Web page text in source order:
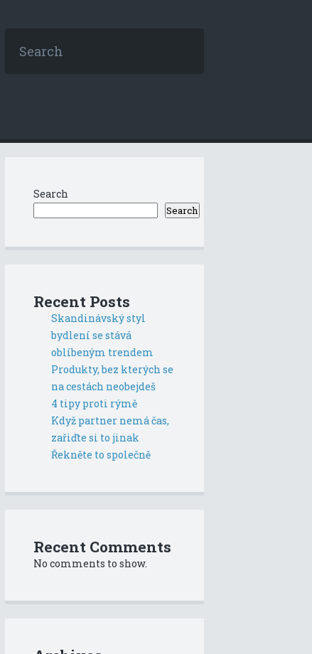
Search
Search
Recent Posts
Skandinávský styl
bydlení se stává
oblíbeným trendem
Produkty, bez kterých se
na cestách neobejdeš
4 tipy proti rýmě
Když partner nemá čas,
zařiďte si to jinak
Řekněte to společně
Recent Comments
No comments to show.